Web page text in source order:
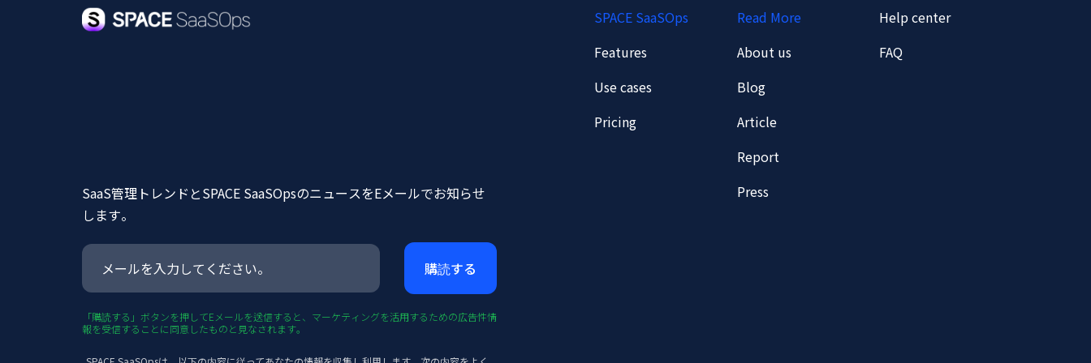
SaaS管理トレンドとSPACE SaaSOpsのニュースをEメールでお知らせ
します。
「購読する」ボタンを押してEメールを送信すると、マーケティングを活用するための広告性情
報を受信することに同意したものと見なされます。
SPACE SaaSOps
Features
Use cases
Pricing
Read More
About us
Blog
Article
Report
Press
Help center
FAQ